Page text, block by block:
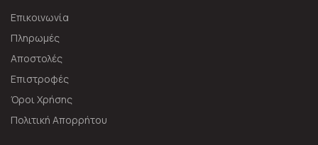
Επικοινωνία
Πληρωμές
Αποστολές
Επιστροφές
Όροι Χρήσης
Πολιτική Απορρήτου